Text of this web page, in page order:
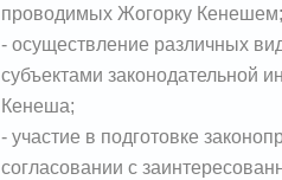
проводимых Жогорку Кенешем;
- осуществление различных
субъектами законодательной
Кенеша;
- участие в подготовке
согласовании с